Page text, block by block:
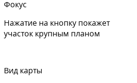
Фокус
Нажатие на кнопку покажет
участок крупным планом
Вид карты